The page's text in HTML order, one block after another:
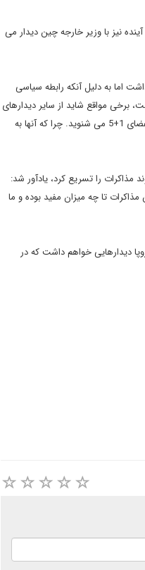
نیز با وزیر خارجه چین دیدار می
و خواهیم داشت اما به دلیل آنکه رابطه سیاسی
برخی مواقع شاید از سایر دیدارهای
ما رنگ بیشتری داشته باشد به همین دلیل است که اخبار بیشتری در زمینه دیدار ما با آمریکا نسبت به دیدارهای ما با سایر اعضای 1+5 می شنوید. چرا که آنها به
مذاکرات را تسریع کرد، یادآور شد:
مذاکرات تا چه میزان مفید بوده و ما
دیدارهایی خواهم داشت که در